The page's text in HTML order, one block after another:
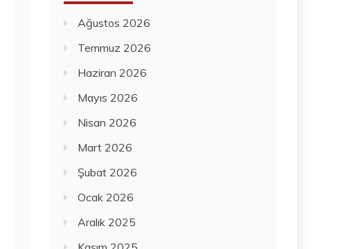
Ağustos 2026
Temmuz 2026
Haziran 2026
Mayıs 2026
Nisan 2026
Mart 2026
Şubat 2026
Ocak 2026
Aralık 2025